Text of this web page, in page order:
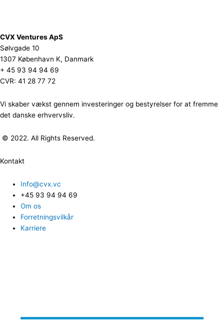
CVX Ventures ApS
Sølvgade 10
1307 København K, Danmark
+ 45 93 94 94 69
CVR: 41 28 77 72
Vi skaber vækst gennem investeringer og bestyrelser for at fremme
det danske erhvervsliv.
© 2022. All Rights Reserved.
Kontakt
Info@cvx.vc
+45 93 94 94 69
Om os
Forretningsvilkår
Karriere